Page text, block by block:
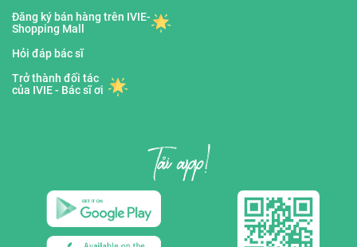
Đăng ký bán hàng trên IVIE-
Shopping Mall
Hỏi đáp bác sĩ
Trở thành đối tác
của IVIE - Bác sĩ ơi